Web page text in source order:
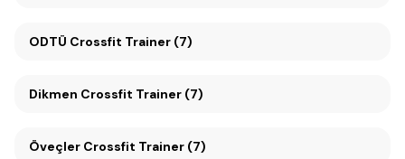
ODTÜ Crossfit Trainer (7)
Dikmen Crossfit Trainer (7)
Öveçler Crossfit Trainer (7)